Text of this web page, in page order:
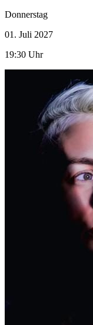
Donnerstag
01. Juli 2027
19:30 Uhr